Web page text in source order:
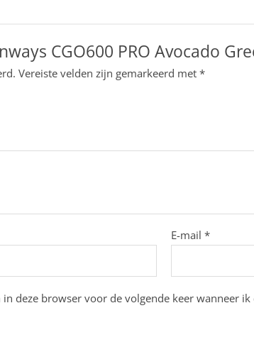
CGO600 PRO Avocado
Vereiste velden zijn gemarkeerd met *
E-mail *
deze browser voor de volgende keer wanneer ik